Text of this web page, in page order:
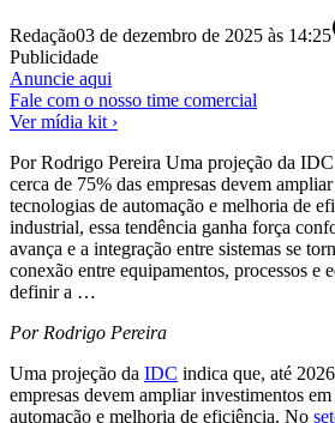
Redação03 de dezembro de 2025 às 14:25
Publicidade
Anuncie aqui
Fale com o nosso time comercial
Ver mídia kit ›
Por Rodrigo Pereira Uma projeção da
cerca de 75% das empresas devem
tecnologias de automação e melhoria de
industrial, essa tendência ganha força
avança e a integração entre sistemas se
conexão entre equipamentos, processos e
definir a …
Por Rodrigo Pereira
Uma projeção da IDC indica que, até
empresas devem ampliar investimentos
automação e melhoria de eficiência. No